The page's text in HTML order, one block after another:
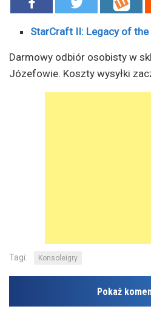
StarCraft II: Legacy of the
Darmowy odbiór osobisty w
Józefowie. Koszty wysyłki
Tagi: Konsoleigry
Pokaż